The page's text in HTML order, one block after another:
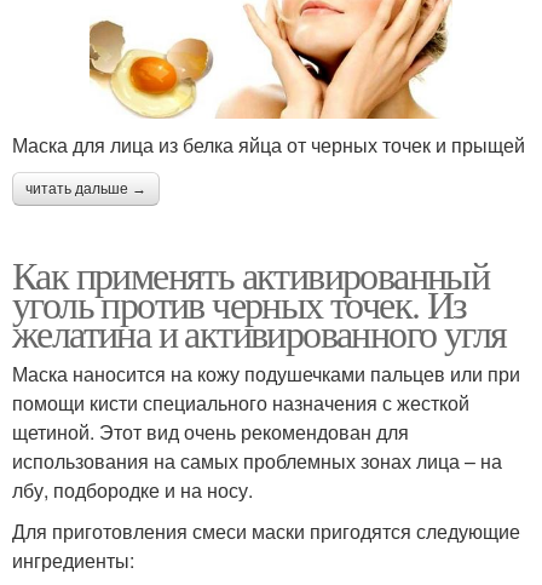
Маска для лица из белка яйца от черных точек и прыщей
читать дальше →
Как применять активированный
уголь против черных точек. Из
желатина и активированного угля
Маска наносится на кожу подушечками пальцев или при
помощи кисти специального назначения с жесткой
щетиной. Этот вид очень рекомендован для
использования на самых проблемных зонах лица – на
лбу, подбородке и на носу.
Для приготовления смеси маски пригодятся следующие
ингредиенты: